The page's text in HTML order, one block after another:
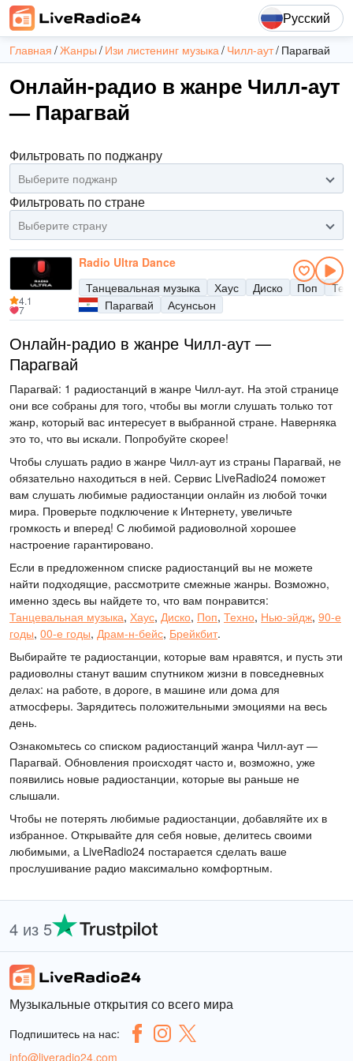
Русский
Главная Жанры Изи листенинг музыка Чилл-аут Парагвай
Онлайн-радио в жанре Чилл-аут
— Парагвай
Фильтровать по поджанру
Выберите поджанр
Фильтровать по стране
Выберите страну
Radio Ultra Dance
Танцевальная музыка
Хаус Диско Поп
Парагвай
Асунсьон
4.1
7
Онлайн-радио в жанре Чилл-аут —
Парагвай
Парагвай: 1 радиостанций в жанре Чилл-аут. На этой странице
они все собраны для того, чтобы вы могли слушать только тот
жанр, который вас интересует в выбранной стране. Наверняка
это то, что вы искали. Попробуйте скорее!
Чтобы слушать радио в жанре Чилл-аут из страны Парагвай, не
обязательно находиться в ней. Сервис LiveRadio24 поможет
вам слушать любимые радиостанции онлайн из любой точки
мира. Проверьте подключение к Интернету, увеличьте
громкость и вперед! С любимой радиоволной хорошее
настроение гарантировано.
Если в предложенном списке радиостанций вы не можете
найти подходящие, рассмотрите смежные жанры. Возможно,
именно здесь вы найдете то, что вам понравится:
Танцевальная музыка, Хаус, Диско, Поп, Техно, Нью-эйдж, 90-е
годы, 00-е годы, Драм-н-бейс, Брейкбит.
Выбирайте те радиостанции, которые вам нравятся, и пусть эти
радиоволны станут вашим спутником жизни в повседневных
делах: на работе, в дороге, в машине или дома для
атмосферы. Зарядитесь положительными эмоциями на весь
день.
Ознакомьтесь со списком радиостанций жанра Чилл-аут —
Парагвай. Обновления происходят часто и, возможно, уже
появились новые радиостанции, которые вы раньше не
слышали.
Чтобы не потерять любимые радиостанции, добавляйте их в
избранное. Открывайте для себя новые, делитесь своими
любимыми, а LiveRadio24 постарается сделать ваше
прослушивание радио максимально комфортным.
4 из 5
Музыкальные открытия со всего мира
Подпишитесь на нас:
info@liveradio24.com